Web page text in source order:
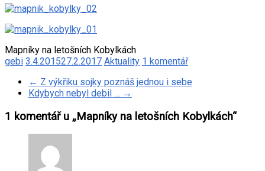
Mapníky na letošních Kobylkách
gebi 3.4.201527.2.2017 Aktuality 1 komentář
← Z výkřiku sojky poznáš jednou i sebe
Kdybych nebyl debil … →
1 komentář u „Mapníky na letošních Kobylkách“